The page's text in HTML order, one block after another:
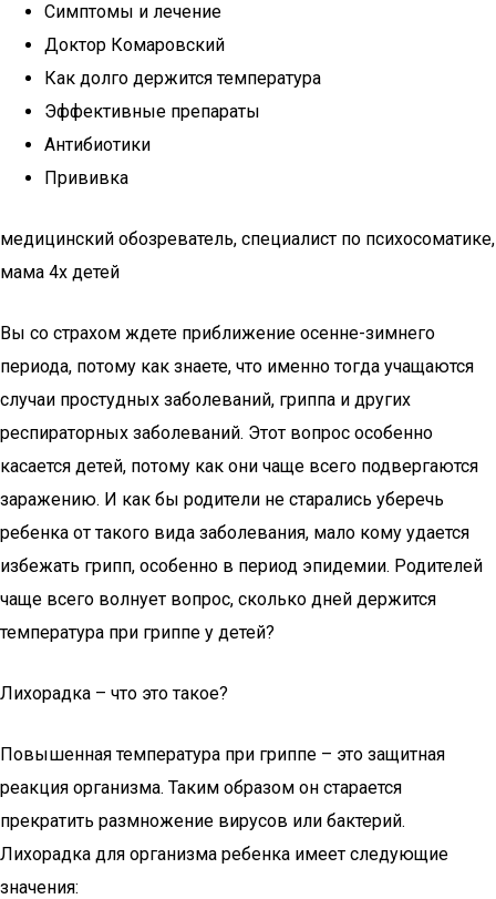
Симптомы и лечение
Доктор Комаровский
Как долго держится температура
Эффективные препараты
Антибиотики
Прививка
медицинский обозреватель, специалист по психосоматике,
мама 4х детей
Вы со страхом ждете приближение осенне-зимнего
периода, потому как знаете, что именно тогда учащаются
случаи простудных заболеваний, гриппа и других
респираторных заболеваний. Этот вопрос особенно
касается детей, потому как они чаще всего подвергаются
заражению. И как бы родители не старались уберечь
ребенка от такого вида заболевания, мало кому удается
избежать грипп, особенно в период эпидемии. Родителей
чаще всего волнует вопрос, сколько дней держится
температура при гриппе у детей?
Лихорадка – что это такое?
Повышенная температура при гриппе – это защитная
реакция организма. Таким образом он старается
прекратить размножение вирусов или бактерий.
Лихорадка для организма ребенка имеет следующие
значения: